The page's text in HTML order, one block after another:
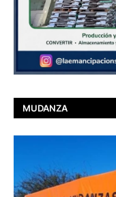
MUDANZA